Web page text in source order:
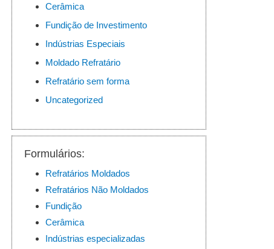
Cerâmica
Fundição de Investimento
Indústrias Especiais
Moldado Refratário
Refratário sem forma
Uncategorized
Formulários:
Refratários Moldados
Refratários Não Moldados
Fundição
Cerâmica
Indústrias especializadas